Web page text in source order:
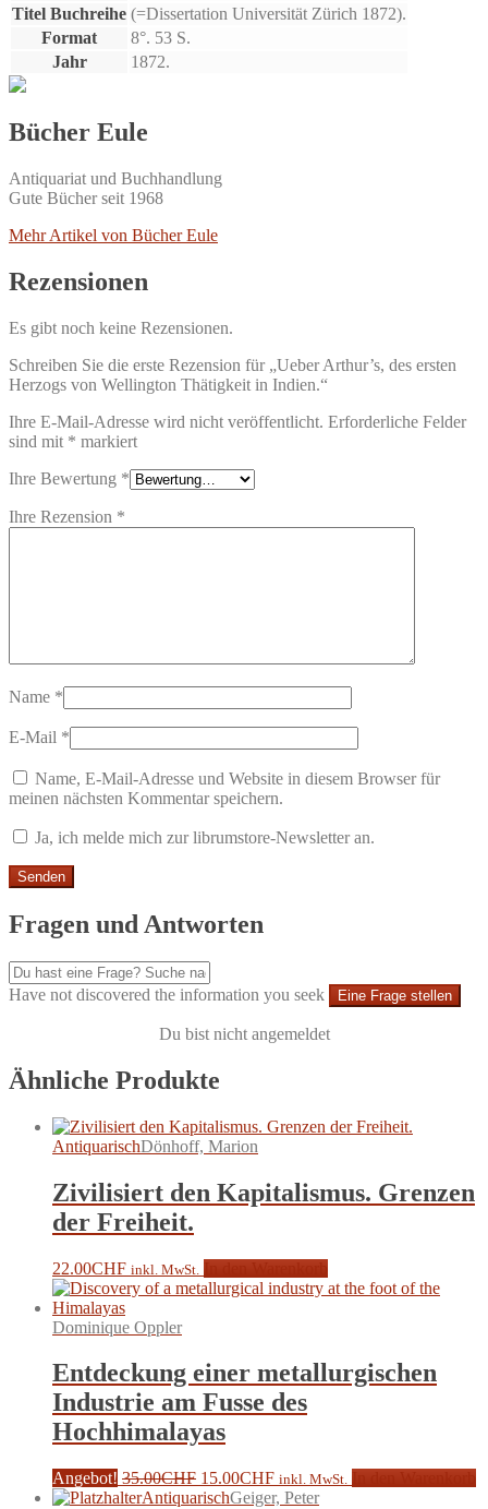
Titel Buchreihe (=Dissertation Universität Zürich 1872).
Format
8°. 53 S.
Jahr
1872.
Bücher Eule
Antiquariat und Buchhandlung
Gute Bücher seit 1968
Mehr Artikel von Bücher Eule
Rezensionen
Es gibt noch keine Rezensionen.
Schreiben Sie die erste Rezension für „Ueber Arthur’s, des ersten
Herzogs von Wellington Thätigkeit in Indien.“
Ihre E-Mail-Adresse wird nicht veröffentlicht. Erforderliche Felder
sind mit * markiert
Ihre Bewertung *
Ihre Rezension *
Name *
E-Mail *
Name, E-Mail-Adresse und Website in diesem Browser für
meinen nächsten Kommentar speichern.
Ja, ich melde mich zur librumstore-Newsletter an.
Fragen und Antworten
Have not discovered the information you seek Eine Frage stellen
Du bist nicht angemeldet
Ähnliche Produkte
AntiquarischDönhoff, Marion
Zivilisiert den Kapitalismus. Grenzen
der Freiheit.
22.00CHF inkl. MwSt.
Dominique Oppler
Entdeckung einer metallurgischen
Industrie am Fusse des
Hochhimalayas
Angebot! 35.00CHF Ursprünglicher
Preis
15.00CHFAktueller
Preis
inkl. MwSt.
AntiquarischGeiger, Peter